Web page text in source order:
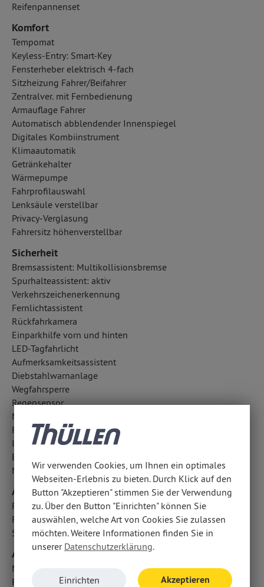
Reifenpannenset
Komfort
Tempomat
Keyless-Entry: Smart-Key
Fensterheber elektrisch 4-fach
Sitzheizung Fahrer/Beifahrer
Zentralver. mit Fernbedienung
Armauflage Fahrer
Automatisch abblendender Innenspiegel
Digitales Kombiinstrument
Klimaautomatik
Getränkehalter
Wärmepumpe
Fahrprofilauswahl
Lenksäule verstellbar
Privacy-Verglasung
Fahrersitz höhenverstellbar
Sicherheit
Bremsassistent: Multikollisionsbremse
Spurhalteassistent: aktiv
Verkehrszeichenerkennung
Fernlichtassistent
Rückfahrkamera
Einparkhilfe vorn und hinten
LED-Tagfahrlicht
Aufmerksamkeitsassistent
Diebstahlwarnanlage
Wegfahrsperre
Regensensor
Notrufsystem
Reifendruckkontrolle
ISOFIX Kindersitzbefestigung
Berganfahrhilfe
Notbremsassistent
Airbags
Fahrer- /Beifahrerairbag
Fondairbags
Seitenairbag vorn
Audio & Kommunikation
Navigationssystem
Radio
Wir verwenden Cookies, um Ihnen ein optimales
Webseiten-Erlebnis zu bieten. Durch Klick auf den
Button "Akzeptieren" stimmen Sie der Verwendung
zu. Über den Button "Einrichten" können Sie
auswählen, welche Art von Cookies Sie zulassen
möchten. Weitere Informationen finden Sie in
unserer Datenschutzerklärung.
Einrichten Akzeptieren